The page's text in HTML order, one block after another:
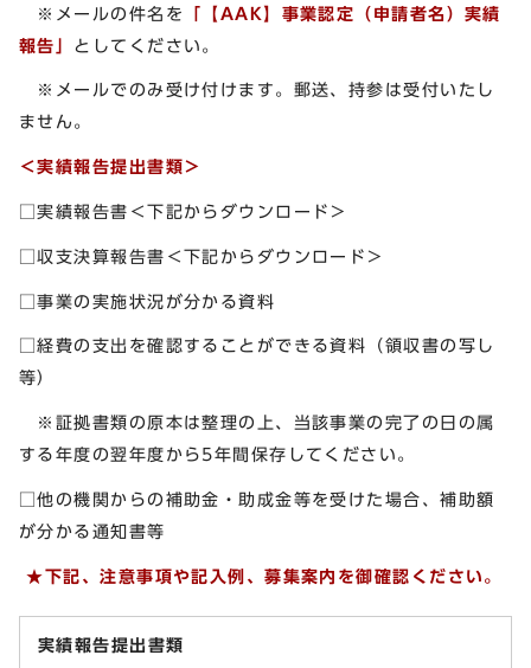
※メールの件名を
「【AAK】事業認定（申請者名）実績
報告」 としてください。
※メールでのみ受け付けます。郵送、持参は受付いたし
ません。
＜実績報告提出書類＞
□実績報告書＜下記からダウンロード＞
□収支決算報告書＜下記からダウンロード＞
□事業の実施状況が分かる資料
□経費の支出を確認することができる資料（領収書の写し
等）
※証拠書類の原本は整理の上、当該事業の完了の日の属
する年度の翌年度から5年間保存してください。
□他の機関からの補助金・助成金等を受けた場合、補助額
が分かる通知書等
★下記、注意事項や記入例、募集案内を御確認ください。
実績報告提出書類